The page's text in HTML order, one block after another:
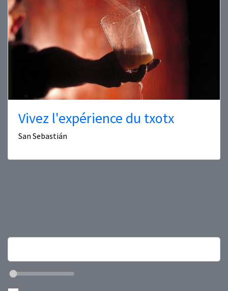
Vivez l'expérience du txotx
San Sebastián